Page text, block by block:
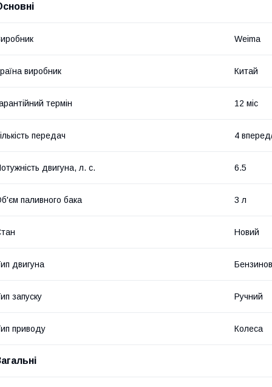
Weima
виробник Китай
термін 12 міс
передач 4
двигуна, л. с. 6.5
паливного бака 3 л
Новий
двигуна
запуску Ручний
приводу Колеса